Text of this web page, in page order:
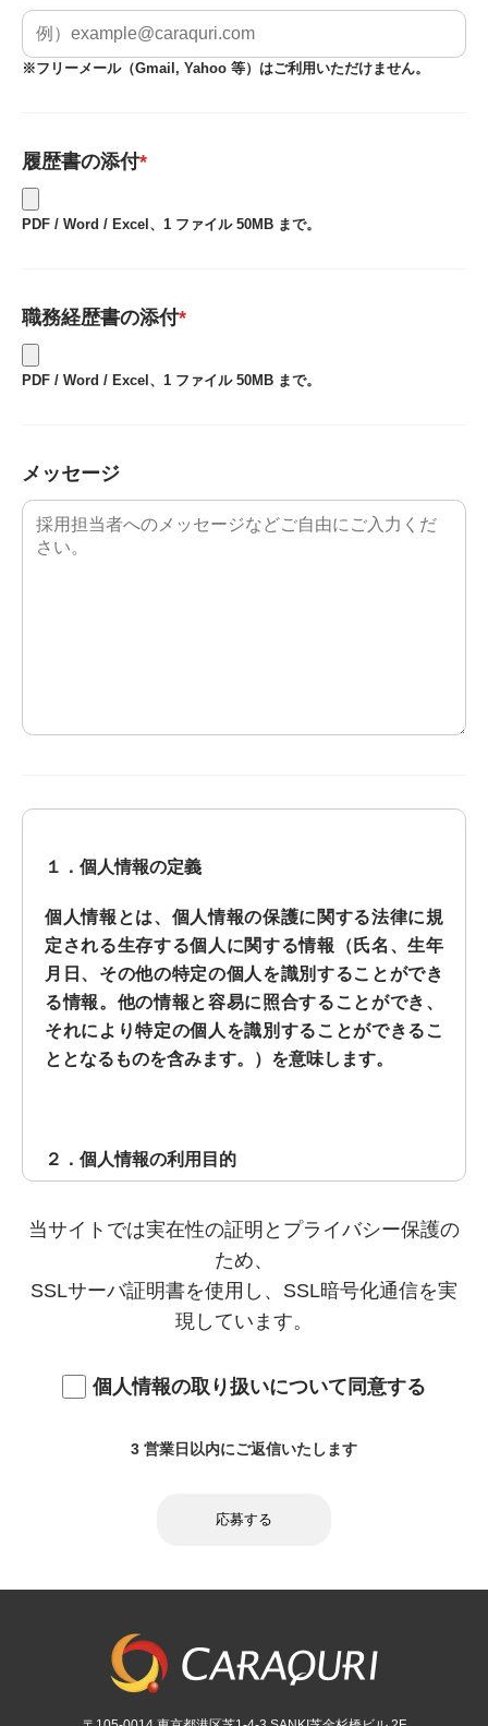
※フリーメール（Gmail, Yahoo 等）はご利用いただけません。
履歴書の添付*
PDF / Word / Excel、1 ファイル 50MB まで。
職務経歴書の添付*
PDF / Word / Excel、1 ファイル 50MB まで。
メッセージ
１．個人情報の定義
個人情報とは、個人情報の保護に関する法律に規
定される生存する個人に関する情報（氏名、生年
月日、その他の特定の個人を識別することができ
る情報。他の情報と容易に照合することができ、
それにより特定の個人を識別することができるこ
ととなるものを含みます。）を意味します。
２．個人情報の利用目的
とおりです。
（１）当社提供サービスの利用状況の把握
（２）当社及び当社パートナー企業の提供サービ
３．個人情報利用の制限
当社は、あらかじめご本人の同意を得ず、利用目
的の達成に必要な範囲を超えて個人情報を取扱う
当サイトでは実在性の証明とプライバシー保護の
ため、
SSLサーバ証明書を使用し、SSL暗号化通信を実
現しています。
個人情報の取り扱いについて同意する
3 営業日以内にご返信いたします
応募する